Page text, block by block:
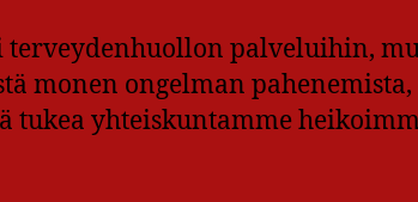
terveydenhuollon palveluihin,
monen ongelman pahenemista,
yhteiskuntamme